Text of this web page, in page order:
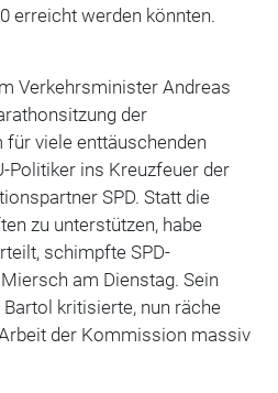
erreicht werden könnten.
Verkehrsminister Andreas
der
viele enttäuschenden
Politiker ins Kreuzfeuer der
SPD. Statt die
zu unterstützen, habe
schimpfte SPD-
am Dienstag. Sein
kritisierte, nun räche
der Kommission massiv